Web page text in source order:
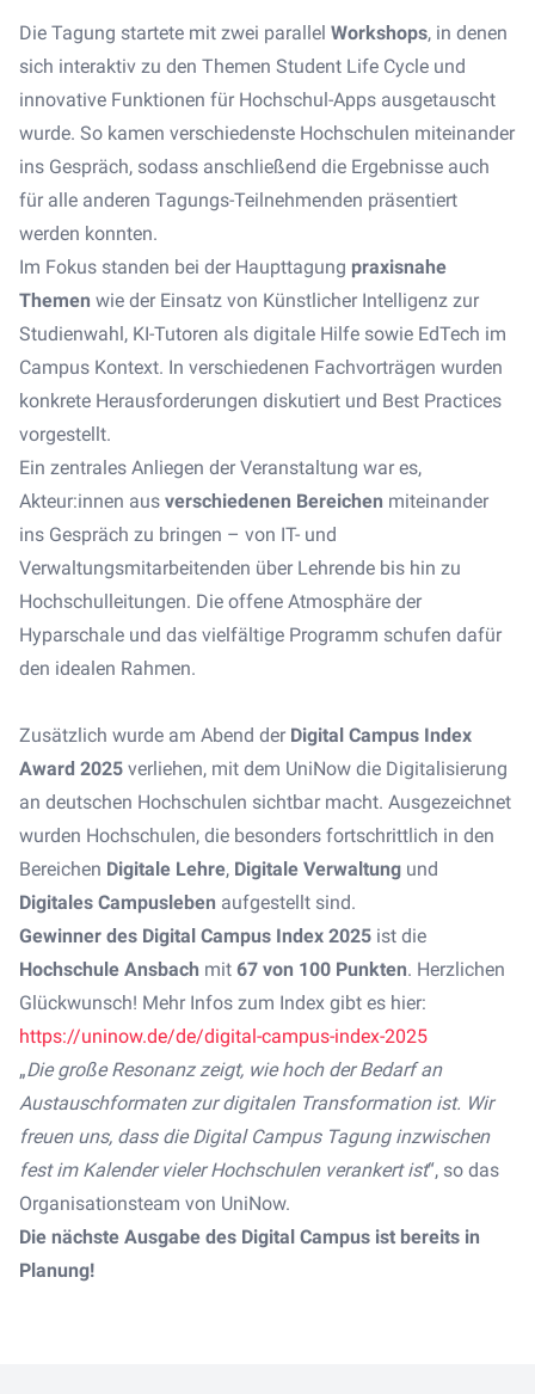
Die Tagung startete mit zwei parallel Workshops, in denen
sich interaktiv zu den Themen Student Life Cycle und
innovative Funktionen für Hochschul-Apps ausgetauscht
wurde. So kamen verschiedenste Hochschulen miteinander
ins Gespräch, sodass anschließend die Ergebnisse auch
für alle anderen Tagungs-Teilnehmenden präsentiert
werden konnten.
Im Fokus standen bei der Haupttagung praxisnahe
Themen wie der Einsatz von Künstlicher Intelligenz zur
Studienwahl, KI-Tutoren als digitale Hilfe sowie EdTech im
Campus Kontext. In verschiedenen Fachvorträgen wurden
konkrete Herausforderungen diskutiert und Best Practices
vorgestellt.
Ein zentrales Anliegen der Veranstaltung war es,
Akteur:innen aus verschiedenen Bereichen miteinander
ins Gespräch zu bringen – von IT- und
Verwaltungsmitarbeitenden über Lehrende bis hin zu
Hochschulleitungen. Die offene Atmosphäre der
Hyparschale und das vielfältige Programm schufen dafür
den idealen Rahmen.
Zusätzlich wurde am Abend der Digital Campus Index
Award 2025 verliehen, mit dem UniNow die Digitalisierung
an deutschen Hochschulen sichtbar macht. Ausgezeichnet
wurden Hochschulen, die besonders fortschrittlich in den
Bereichen Digitale Lehre, Digitale Verwaltung und
Digitales Campusleben aufgestellt sind.
Gewinner des Digital Campus Index 2025 ist die
Hochschule Ansbach mit 67 von 100 Punkten. Herzlichen
Glückwunsch! Mehr Infos zum Index gibt es hier:
https://uninow.de/de/digital-campus-index-2025
„Die große Resonanz zeigt, wie hoch der Bedarf an
Austauschformaten zur digitalen Transformation ist. Wir
freuen uns, dass die Digital Campus Tagung inzwischen
fest im Kalender vieler Hochschulen verankert ist“, so das
Organisationsteam von UniNow.
Die nächste Ausgabe des Digital Campus ist bereits in
Planung!